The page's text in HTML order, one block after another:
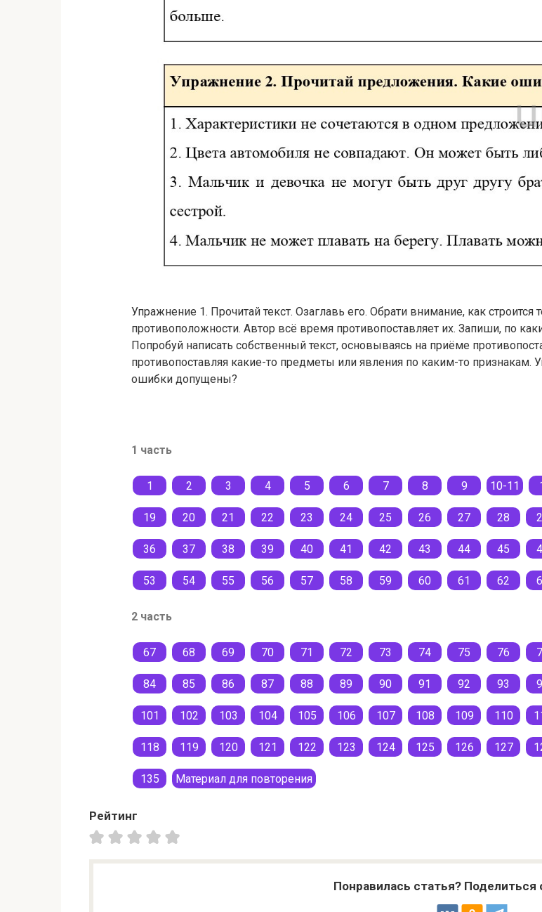
Упражнение 1. Прочитай текст. Озаглавь его. Обрати внима­ние, как
противоположности. Автор всё время про­тивопоставляет их. Запиши, по
Попробуй написать собственный текст, основываясь на приёме
противопоставляя какие-то предметы или явления по каким-то признакам.
ошибки допу­щены?
1 часть
1 2 3 4 5 6 7 8 9 10-11
19 20 21 22 23 24 25 26 27 28
36 37 38 39 40 41 42 43 44 45
53 54 55 56 57 58 59 60 61 62
2 часть
67 68 69 70 71 72 73 74 75 76
84 85 86 87 88 89 90 91 92 93
101 102 103 104 105 106 107 108 109 110
118 119 120 121 122 123 124 125 126 127
135 Материал для повторения
Рейтинг
Понравилась статья? Поделиться